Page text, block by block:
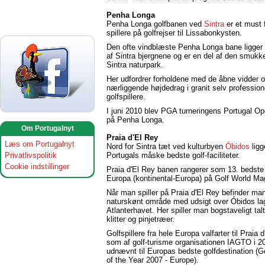
Om Portugalnyt
Læs om Portugalnyt
Privatlivspolitik
Cookie indstillinger
Penha Longa
Penha Longa golfbanen ved Sintraer et must
spillere på golfrejser til Lissabonkysten.
Den ofte vindblæste Penha Longa bane ligger
af Sintra bjergnene og er en del af den
Sintra naturpark.
Her udfordrer forholdene med de åbne vidder
nærliggende højdedrag i granit selv
golfspillere.
I juni 2010 blev PGA turneringens Portugal
på Penha Longa.
Praia d'El Rey
Nord for Sintra tæt ved kulturbyen Óbidos
Portugals måske bedste golf-faciliteter.
Praia d'El Rey banen rangerer som 13.
Europa (kontinental-Europa) på Golf World
Når man spiller på Praia d'El Rey befinder
naturskønt område med udsigt over Óbidos
Atlanterhavet. Her spiller man bogstaveligt
klitter og pinjetræer.
Golfspillere fra hele Europa valfarter til Praia
som af golf-turisme organisationen IAGTO i
udnævnt til Europas bedste golfdestination
of the Year 2007 - Europe).